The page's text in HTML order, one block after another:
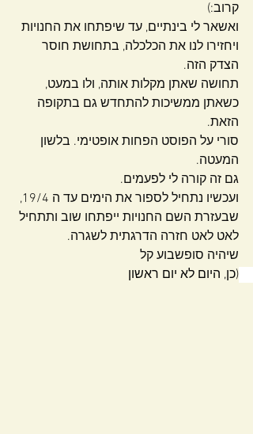
קרוב:)
ואשאר לי בינתיים, עד שיפתחו את החנויות
ויחזירו לנו את הכלכלה, בתחושת חוסר
הצדק הזה.
תחושה שאתן מקלות אותה, ולו במעט,
כשאתן ממשיכות להתחדש גם בתקופה
הזאת.
סורי על הפוסט הפחות אופטימי. בלשון
המעטה.
גם זה קורה לי לפעמים.
ועכשיו נתחיל לספור את הימים עד ה 19/4,
שבעזרת השם החנויות ייפתחו שוב ותתחיל
לאט לאט חזרה הדרגתית לשגרה.
שיהיה סופשבוע קל
(כן, היום לא יום ראשון